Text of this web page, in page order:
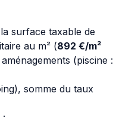
surface taxable de
au m² (892 €/m²
(piscine :
somme du taux